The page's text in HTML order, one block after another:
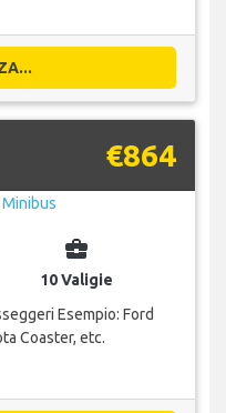
€864
business_center
10 Valigie
Esempio: Ford
Coaster, etc.